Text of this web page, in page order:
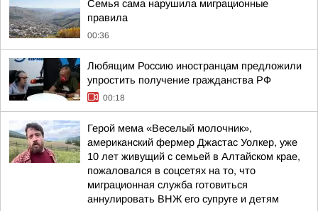
Семья сама нарушила миграционные
правила
00:36
Любящим Россию иностранцам предложили
упростить получение гражданства РФ
00:18
Герой мема «Веселый молочник»,
американский фермер Джастас Уолкер, уже
10 лет живущий с семьей в Алтайском крае,
пожаловался в соцсетях на то, что
миграционная служба готовиться
аннулировать ВНЖ его супруге и детям